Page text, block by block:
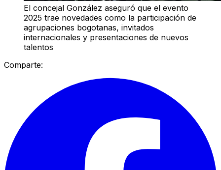
El concejal González aseguró que el evento
2025 trae novedades como la participación de
agrupaciones bogotanas, invitados
internacionales y presentaciones de nuevos
talentos
Comparte: